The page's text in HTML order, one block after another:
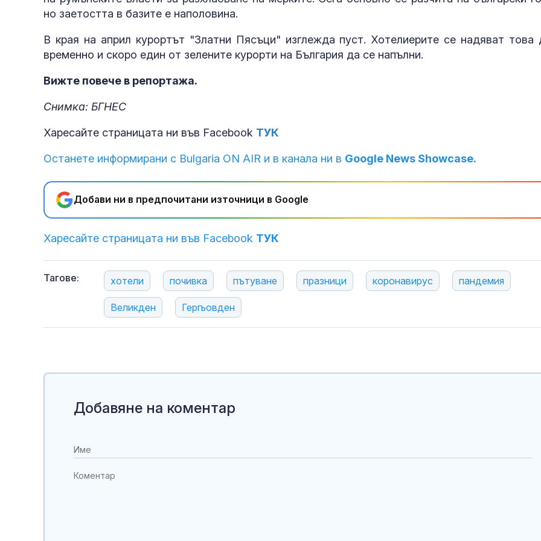
но заетостта в базите е наполовина.
В края на април курортът "Златни Пясъци" изглежда пуст. Хотелиерите се надяват това
временно и скоро един от зелените курорти на България да се напълни.
Вижте повече в репортажа.
Снимка: БГНЕС
Харесайте страницата ни във Facebook ТУК
Останете информирани с Bulgaria ON AIR и в канала ни в Google News Showcase.
Добави ни в предпочитани източници в Google
Харесайте страницата ни във Facebook ТУК
Тагове: хотели почивка пътуване празници коронавирус пандемия
Великден Гергьовден
Добавяне на коментар